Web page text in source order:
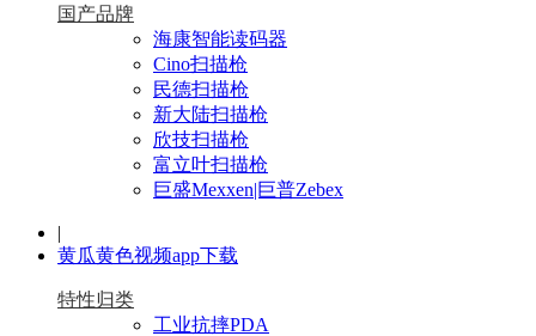
国产品牌
海康智能读码器
Cino扫描枪
民德扫描枪
新大陆扫描枪
欣技扫描枪
富立叶扫描枪
巨盛Mexxen|巨普Zebex
|
黄瓜黄色视频app下载
特性归类
工业抗摔PDA